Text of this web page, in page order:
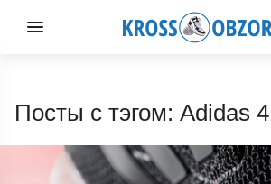
Посты с тэгом: Adidas